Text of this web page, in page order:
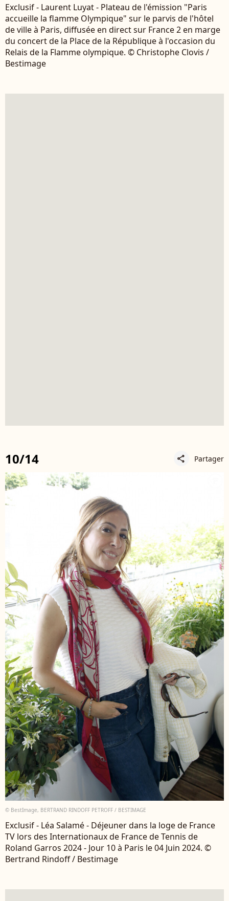
Exclusif - Laurent Luyat - Plateau de l'émission "Paris
accueille la flamme Olympique" sur le parvis de l'hôtel
de ville à Paris, diffusée en direct sur France 2 en marge
du concert de la Place de la République à l'occasion du
Relais de la Flamme olympique. © Christophe Clovis /
Bestimage
10/14 share Partager
© BestImage, BERTRAND RINDOFF PETROFF / BESTIMAGE
Exclusif - Léa Salamé - Déjeuner dans la loge de France
TV lors des Internationaux de France de Tennis de
Roland Garros 2024 - Jour 10 à Paris le 04 Juin 2024. ©
Bertrand Rindoff / Bestimage